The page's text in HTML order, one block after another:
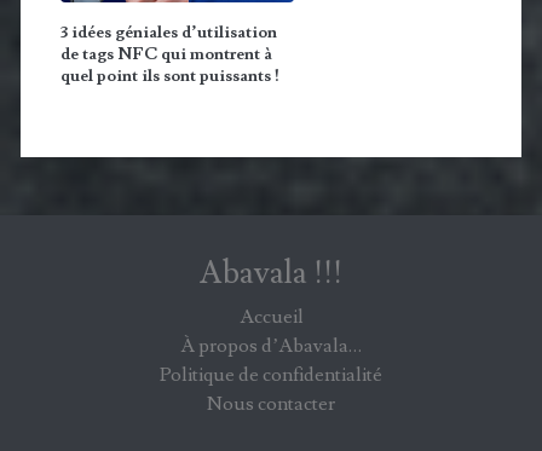
3 idées géniales d’utilisation
de tags NFC qui montrent à
quel point ils sont puissants !
Abavala !!!
Accueil
À propos d’Abavala…
Politique de confidentialité
Nous contacter